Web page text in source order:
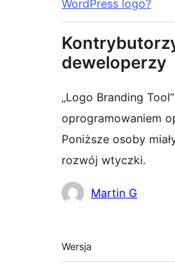
WordPress logo?
deweloperzy
„Logo Branding
oprogramowaniem
Poniższe osoby
rozwój wtyczki.
Zaangażowani
Martin G
Meta
Wersja